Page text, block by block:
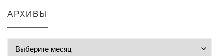
АРХИВЫ